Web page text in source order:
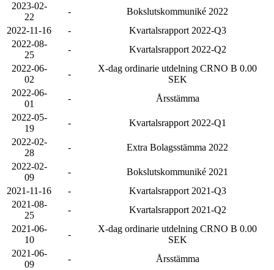
2023-02-
22
-
Bokslutskommuniké 2022
2022-11-16
-
Kvartalsrapport 2022-Q3
2022-08-
25
-
Kvartalsrapport 2022-Q2
2022-06-
02
-
X-dag ordinarie utdelning CRNO B 0.00
SEK
2022-06-
01
-
Årsstämma
2022-05-
19
-
Kvartalsrapport 2022-Q1
2022-02-
28
-
Extra Bolagsstämma 2022
2022-02-
09
-
Bokslutskommuniké 2021
2021-11-16
-
Kvartalsrapport 2021-Q3
2021-08-
25
-
Kvartalsrapport 2021-Q2
2021-06-
10
-
X-dag ordinarie utdelning CRNO B 0.00
SEK
2021-06-
09
-
Årsstämma